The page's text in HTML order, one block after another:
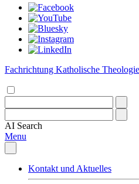
Fachrichtung Katholische Theologie
AI Search
Menu
Kontakt und Aktuelles